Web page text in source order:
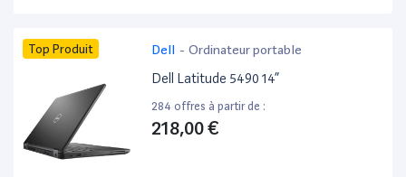
Top Produit Dell - Ordinateur portable
Dell Latitude 5490 14”
284 offres à partir de :
218,00 €